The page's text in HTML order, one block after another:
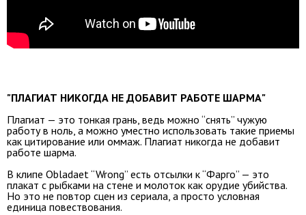
"ПЛАГИАТ НИКОГДА НЕ ДОБАВИТ РАБОТЕ ШАРМА"
Плагиат — это тонкая грань, ведь можно “снять” чужую
работу в ноль, а можно уместно использовать такие приемы
как цитирование или оммаж. Плагиат никогда не добавит
работе шарма.
В клипе Obladaet “Wrong” есть отсылки к “Фарго” — это
плакат с рыбками на стене и молоток как орудие убийства.
Но это не повтор сцен из сериала, а просто условная
единица повествования.